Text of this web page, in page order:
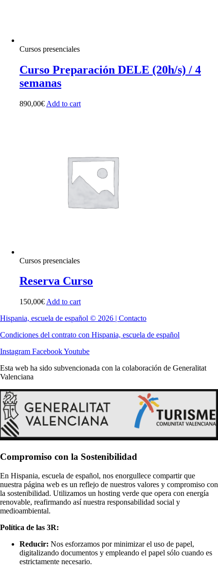
Cursos presenciales
Curso Preparación DELE (20h/s) / 4
semanas
890,00€ Add to cart
Cursos presenciales
Reserva Curso
150,00€ Add to cart
Hispania, escuela de español © 2026 | Contacto
Condiciones del contrato con Hispania, escuela de español
Instagram FacebookYoutube
Esta web ha sido subvencionada con la colaboración de Generalitat
Valenciana
Compromiso con la Sostenibilidad
En Hispania, escuela de español, nos enorgullece compartir que
nuestra página web es un reflejo de nuestros valores y compromiso con
la sostenibilidad. Utilizamos un hosting verde que opera con energía
renovable, reafirmando así nuestra responsabilidad social y
medioambiental.
Política de las 3R:
Reducir: Nos esforzamos por minimizar el uso de papel,
digitalizando documentos y empleando el papel sólo cuando es
estrictamente necesario.